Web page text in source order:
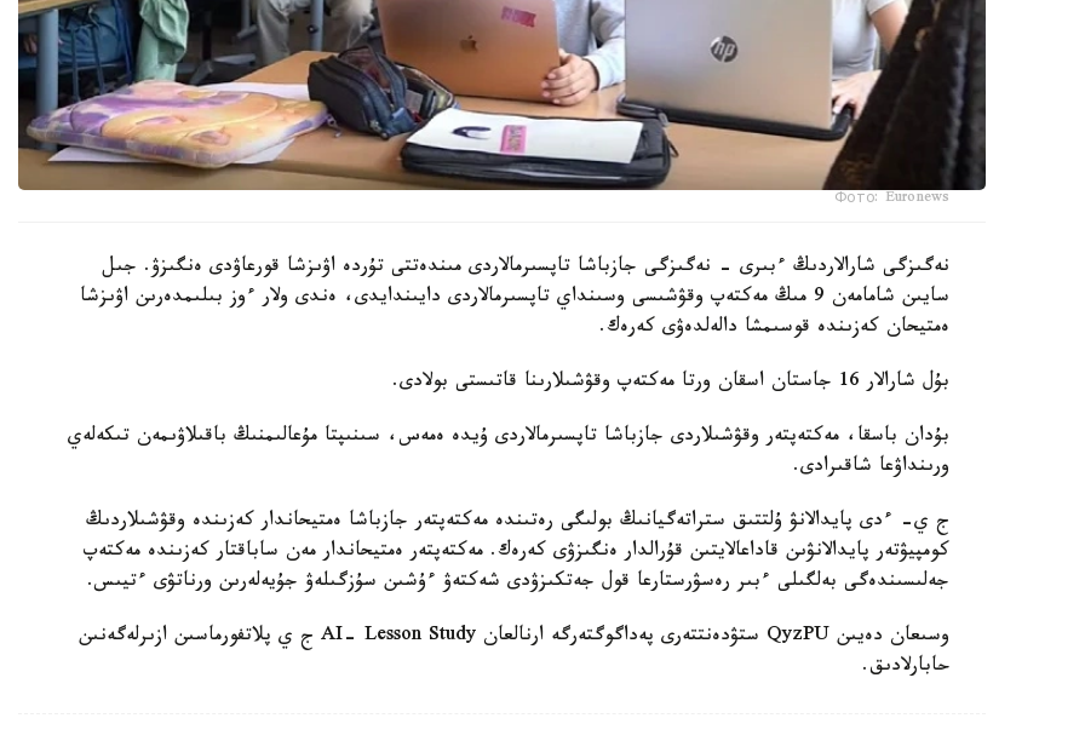
Фото: Euronews
نەگىزگى شارالاردىڭ ءبىرى - نەگىزگى جازباشا تاپسىرمالاردى مىندەتتى تۇردە اۋىزشا قورعاۋدى ەنگىزۋ. جىل
سايىن شامامەن 9 مىڭ مەكتەپ وقۋشىسى وسىنداي تاپسىرمالاردى دايىندايدى، ەندى ولار ءوز بىلىمدەرىن اۋىزشا
ەمتيحان كەزىندە قوسىمشا دالەلدەۋى كەرەك.
بۇل شارالار 16 جاستان اسقان ورتا مەكتەپ وقۋشىلارىنا قاتىستى بولادى.
بۇدان باسقا، مەكتەپتەر وقۋشىلاردى جازباشا تاپسىرمالاردى ۇيدە ەمەس، سىنىپتا مۇعالىمنىڭ باقىلاۋىمەن تىكەلەي
ورىنداۋعا شاقىرادى.
ج ي- ءدى پايدالانۋ ۇلتتىق ستراتەگيانىڭ بولىگى رەتىندە مەكتەپتەر جازباشا ەمتيحاندار كەزىندە وقۋشىلاردىڭ
كومپيۋتەر پايدالانۋىن قاداعالايتىن قۇرالدار ەنگىزۋى كەرەك. مەكتەپتەر ەمتيحاندار مەن ساباقتار كەزىندە مەكتەپ
جەلىسىندەگى بەلگىلى ءبىر رەسۋرستارعا قول جەتكىزۋدى شەكتەۋ ءۇشىن سۇزگىلەۋ جۇيەلەرىن ورناتۋى ءتيىس.
وسىعان دەيىن QyzPU ستۋدەنتتەرى پەداگوگتەرگە ارنالعان AI- Lesson Study ج ي پلاتفورماسىن ازىرلەگەنىن
حابارلادىق.